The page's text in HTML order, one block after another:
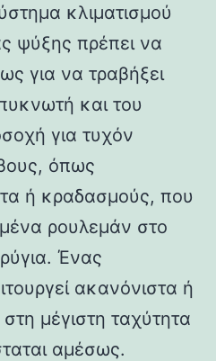
κλιματισμού
ψύξης πρέπει να
για να τραβήξει
και του
για τυχόν
όπως
ή κραδασμούς, που
ρουλεμάν στο
Ένας
ακανόνιστα ή
μέγιστη ταχύτητα
αμέσως.